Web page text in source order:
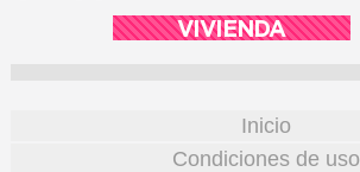
VIVIENDA
Inicio
Condiciones de uso